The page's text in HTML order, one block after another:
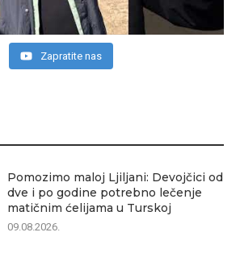
Pomozimo maloj Ljiljani: Devojčici od
dve i po godine potrebno lečenje
matičnim ćelijama u Turskoj
09.08.2026.
Zapratite nas